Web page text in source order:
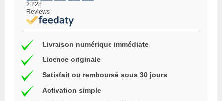
2.228
Reviews
Livraison numérique immédiate
Licence originale
Satisfait ou remboursé sous 30 jours
Activation simple